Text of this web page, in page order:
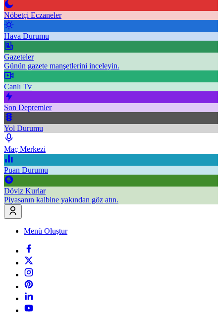
Nöbetçi Eczaneler
Hava Durumu
Gazeteler
Günün gazete manşetlerini inceleyin.
Canlı Tv
Son Depremler
Yol Durumu
Maç Merkezi
Puan Durumu
Döviz Kurlar
Piyasanın kalbine yakından göz atın.
Menü Oluştur